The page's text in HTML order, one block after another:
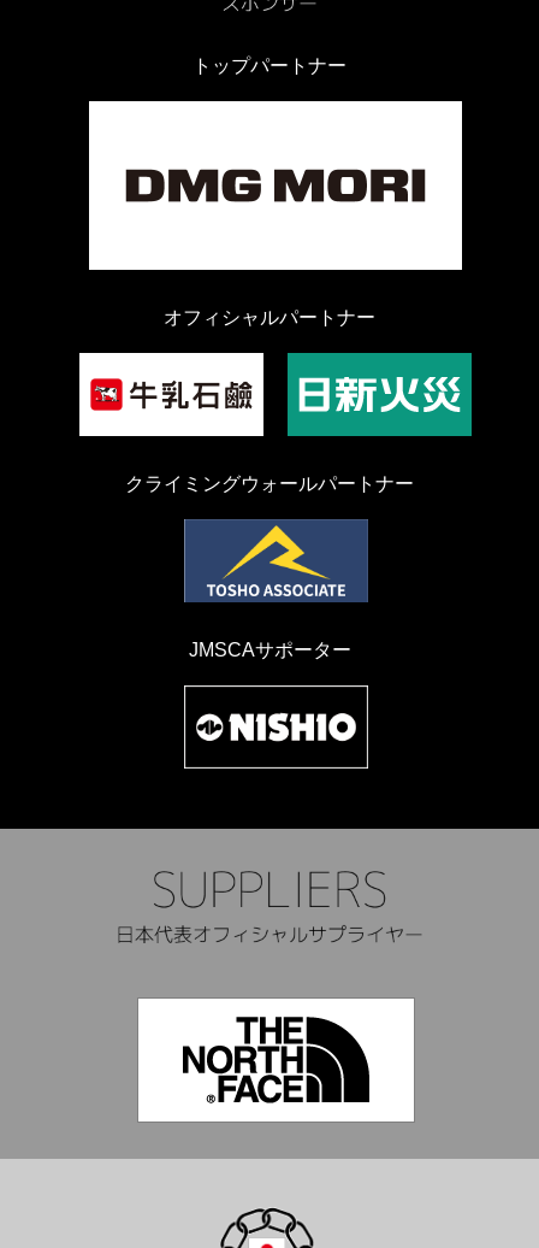
トップパートナー
オフィシャルパートナー
クライミングウォールパートナー
JMSCAサポーター